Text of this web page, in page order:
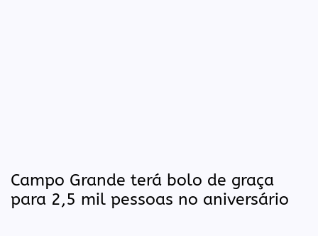
Campo Grande terá bolo de graça
para 2,5 mil pessoas no aniversário